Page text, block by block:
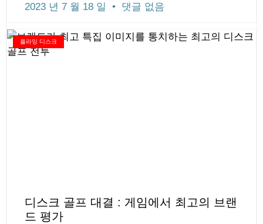
2023 년 7 월 18 일 댓글 없음
플라잉 디스크
디스크 골프 대결 : 게임에서 최고의 브랜
드 평가